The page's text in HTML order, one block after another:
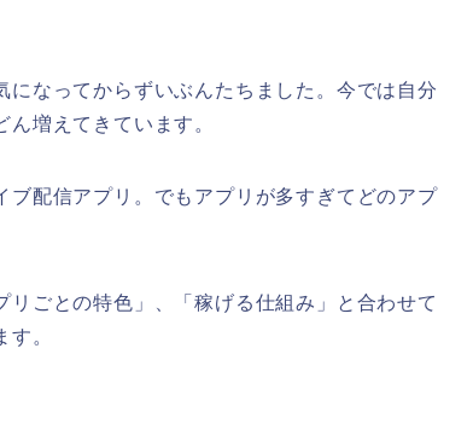
なってからずいぶんたちました。今では自分
増えてきています。
配信アプリ。でもアプリが多すぎてどのアプ
ごとの特色」、「稼げる仕組み」と合わせて
。